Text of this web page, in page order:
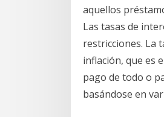
aquellos
Las tasas de
restricciones. La
inflación, que es
pago de todo o
basándose en